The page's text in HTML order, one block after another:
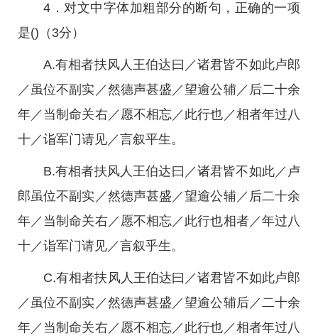
4．对文中字体加粗部分的断句，正确的一项
是()（3分）
A.有相者扶风人王伯达曰／诸君皆不如此卢郎
／虽位不副实／然德声甚盛／望逾公辅／后二十余
年／当制命关右／愿不相忘／此行也／相者年过八
十／诣军门请见／言叙平生。
B.有相者扶风人王伯达曰／诸君皆不如此／卢
郎虽位不副实／然德声甚盛／望逾公辅／后二十余
年／当制命关右／愿不相忘／此行也相者／年过八
十／诣军门请见／言叙乎生。
C.有相者扶风人王伯达曰／诸君皆不如此卢郎
／虽位不副实／然德声甚盛／望逾公辅后／二十余
年／当制命关右／愿不相忘／此行也／相者年过八